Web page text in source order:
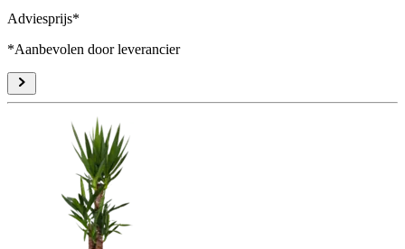
Adviesprijs*
*Aanbevolen door leverancier